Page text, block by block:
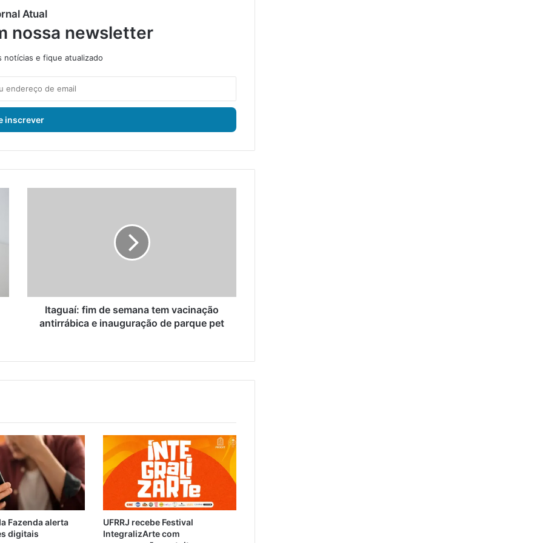
Atual
nossa newsletter
notícias e fique atualizado
f
s
a
t
m
v
i
n
a
Itaguaí: fim de semana tem vacinação
antirrábica e inauguração de parque pet
Fazenda alerta
digitais
UFRRJ recebe Festival
IntegralizArte com